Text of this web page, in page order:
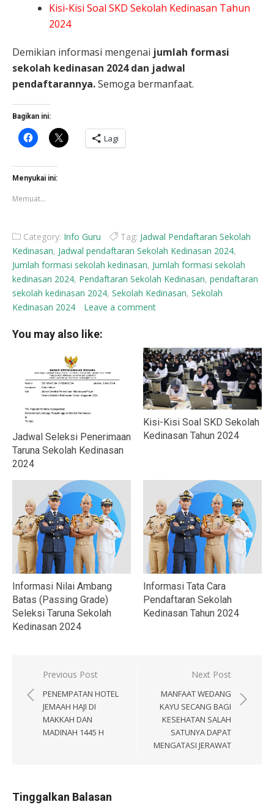
Kisi-Kisi Soal SKD Sekolah Kedinasan Tahun
2024
Demikian informasi mengenai jumlah formasi
sekolah kedinasan 2024 dan jadwal
pendaftarannya.Semoga bermanfaat.
Bagikan ini:
Klik
untuk
Facebook(Membuka
di
jendela
baru)
Klik
untuk
berbagi
Lagi
Menyukai ini:
Memuat...
Category: Info Guru Tag: Jadwal Pendaftaran Sekolah
Kedinasan, Jadwal pendaftaran Sekolah Kedinasan 2024,
Jumlah formasi sekolah kedinasan, Jumlah formasi sekolah
kedinasan 2024, Pendaftaran Sekolah Kedinasan, pendaftaran
sekolah kedinasan 2024, Sekolah Kedinasan, Sekolah
Kedinasan 2024
Leave a comment
You may also like:
Jadwal Seleksi Penerimaan
Taruna Sekolah Kedinasan
2024
Kisi-Kisi Soal SKD Sekolah
Kedinasan Tahun 2024
Informasi Nilai Ambang
Batas (Passing Grade)
Seleksi Taruna Sekolah
Kedinasan 2024
Informasi Tata Cara
Pendaftaran Sekolah
Kedinasan Tahun 2024
Navigasi
pos
Previous Post
PENEMPATAN HOTEL
JEMAAH HAJI DI
MAKKAH DAN
MADINAH 1445 H
Next Post
MANFAAT WEDANG
KAYU SECANG BAGI
KESEHATAN SALAH
SATUNYA DAPAT
MENGATASI JERAWAT
Tinggalkan Balasan